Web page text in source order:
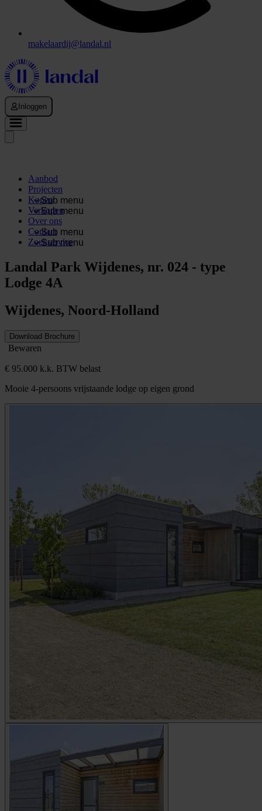
makelaardij@landal.nl
Inloggen
Aanbod
Projecten
Sub menu
Kopen
Sub menu
Verkopen
Over ons
Sub menu
Contact
Sub menu
Zoekservice
Landal Park Wijdenes, nr. 024 - type
Lodge 4A
Wijdenes, Noord-Holland
Download Brochure
Bewaren
€ 95.000 k.k. BTW belast
Mooie 4-persoons vrijstaande lodge op eigen grond